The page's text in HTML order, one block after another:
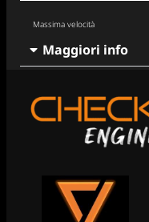
Massima velocità
Maggiori info